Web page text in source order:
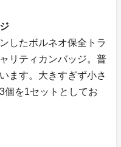
したボルネオ保全トラ
リティカンバッジ。普
ます。大きすぎず小さ
個を1セットとしてお